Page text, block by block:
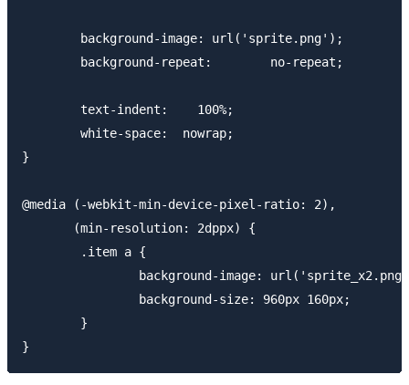
        background-image: url('sprite.png');
        background-repeat:        no-repeat;
        text-indent:    100%;
        white-space:  nowrap;
}
@media (-webkit-min-device-pixel-ratio: 2),
       (min-resolution: 2dppx) {